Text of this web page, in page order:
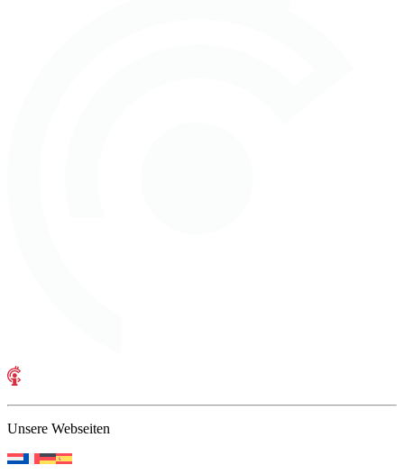
Unsere Webseiten